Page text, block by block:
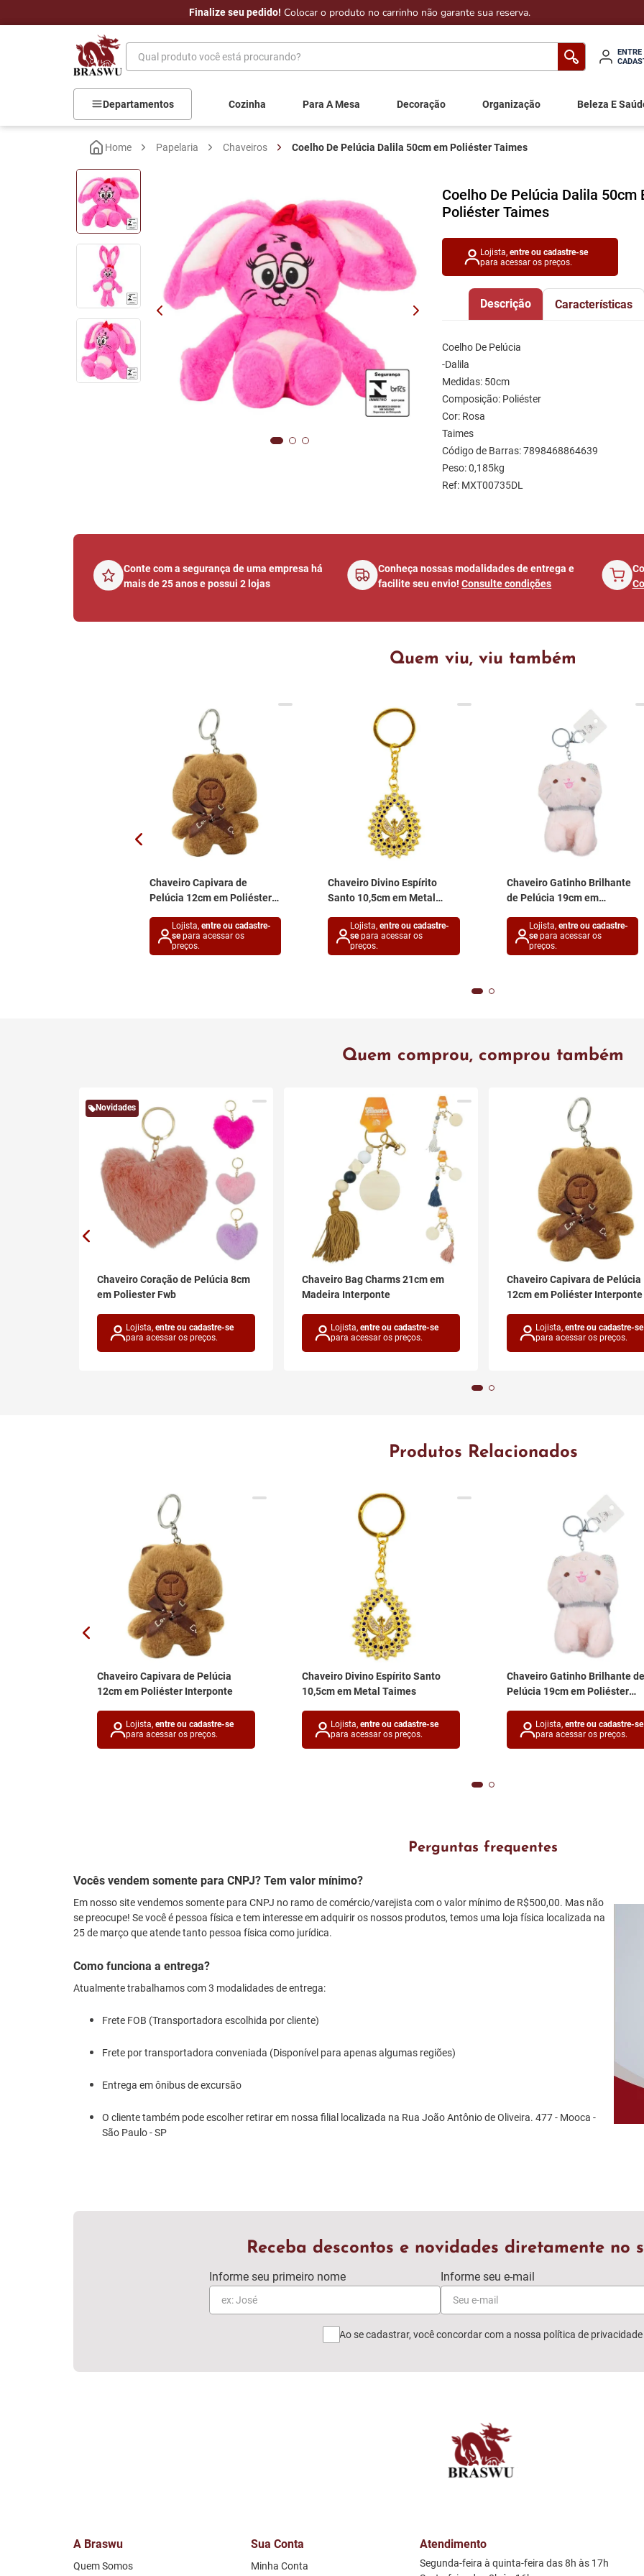
Finalize seu pedido! Colocar o produto no carrinho não garante sua reserva.
Qual produto você está procurando?
ENTRE
Departamentos Cozinha Para A Mesa Decoração Organização Beleza E
Papelaria Chaveiros Coelho De Pelúcia Dalila 50cm em Poliéster Taimes
Coelho De Pelúcia Dalila 50cm
Poliéster Taimes
Lojista, entre ou cadastre-se
para acessar os preços.
Descrição Características
Coelho De Pelúcia
-Dalila
Medidas: 50cm
Composição: Poliéster
Cor: Rosa
Taimes
Código de Barras: 7898468864639
Peso: 0,185kg
Ref: MXT00735DL
Conte com a segurança de uma empresa há
mais de 25 anos e possui 2 lojas
Conheça nossas modalidades de entrega e
facilite seu envio!Consulte condições
Quem viu, viu também
Chaveiro Capivara de
Pelúcia 12cm em Poliéster
Lojista, entre ou cadastre-
separa acessar os
preços.
Chaveiro Divino Espírito
Santo 10,5cm em Metal
Lojista,entre ou cadastre-
separa acessar os
preços.
Chaveiro Gatinho Brilhante
de Pelúcia 19cm em
Lojista, entre ou cadastre-
separa acessar os
preços.
Quem comprou, comprou também
Novidades
Chaveiro Coração de Pelúcia 8cm
em Poliester Fwb
Lojista, entre ou cadastre-se
para acessar os preços.
Chaveiro Bag Charms 21cm em
Madeira Interponte
Lojista, entre ou cadastre-se
para acessar os preços.
Chaveiro Capivara de Pelúcia
12cm em Poliéster Interponte
Lojista, entre ou cadastre-se
para acessar os preços.
Produtos Relacionados
Chaveiro Capivara de Pelúcia
12cm em Poliéster Interponte
Lojista, entre ou cadastre-se
para acessar os preços.
Chaveiro Divino Espírito Santo
10,5cm em Metal Taimes
Lojista, entre ou cadastre-se
para acessar os preços.
Chaveiro Gatinho Brilhante de
Pelúcia 19cm em Poliéster
Lojista, entre ou cadastre-se
para acessar os preços.
Perguntas frequentes
Vocês vendem somente para CNPJ? Tem valor mínimo?
Em nosso site vendemos somente para CNPJ no ramo de comércio/varejista com o valor mínimo de R$500,00. Mas não
se preocupe! Se você é pessoa física e tem interesse em adquirir os nossos produtos, temos uma loja física localizada na
25 de março que atende tanto pessoa física como jurídica.
Como funciona a entrega?
Atualmente trabalhamos com 3 modalidades de entrega:
Frete FOB (Transportadora escolhida por cliente)
Frete por transportadora conveniada (Disponível para apenas algumas regiões)
Entrega em ônibus de excursão
O cliente também pode escolher retirar em nossa filial localizada na Rua João Antônio de Oliveira. 477 - Mooca -
São Paulo - SP
Receba descontos e novidades diretamente no
Ao se cadastrar, você concordar com a nossa política de privacidade
A Braswu
Quem Somos
Sua Conta
Minha Conta
Atendimento
Segunda-feira à quinta-feira das 8h às 17h